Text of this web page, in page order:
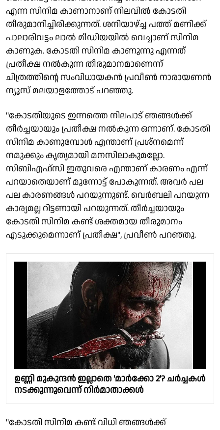
എന്ന സിനിമ കാണാനാണ് നിലവില്‍ കോടതി
തീരുമാനിച്ചിരിക്കുന്നത്. ശനിയാഴ്ച്ച പത്ത് മണിക്ക്
പാലാരിവട്ടം ലാല്‍ മീഡിയയില്‍ വെച്ചാണ് സിനിമ
കാണുക. കോടതി സിനിമ കാണുന്നു എന്നത്
പ്രതീക്ഷ നല്‍കുന്ന തീരുമാനമാണെന്ന്
ചിത്രത്തിന്റെ സംവിധായകന്‍ പ്രവീണ്‍ നാരായണന്‍
ന്യൂസ് മലയാളത്തോട് പറഞ്ഞു.
"കോടതിയുടെ ഇന്നത്തെ നിലപാട് ഞങ്ങള്‍ക്ക്
തീര്‍ച്ചയായും പ്രതീക്ഷ നല്‍കുന്ന ഒന്നാണ്. കോടതി
സിനിമ കാണുമ്പോള്‍ എന്താണ് പ്രശ്‌നമെന്ന്
നമുക്കും കൃത്യമായി മനസിലാകുമല്ലോ.
സിബിഎഫ്‌സി ഇതുവരെ എന്താണ് കാരണം എന്ന്
പറയാതെയാണ് മുന്നോട്ട് പോകുന്നത്. അവര്‍ പല
പല കാരണങ്ങള്‍ പറയുന്നുണ്ട്. വെര്‍ബലി പറയുന്ന
കാര്യമല്ല റിട്ടണായി പറയുന്നത്. തീര്‍ച്ചയായും
കോടതി സിനിമ കണ്ട് ശക്തമായ തീരുമാനം
എടുക്കുമെന്നാണ് പ്രതീക്ഷ", പ്രവീണ്‍ പറഞ്ഞു.
ഉണ്ണി മുകുന്ദന്‍ ഇല്ലാതെ 'മാര്‍ക്കോ 2'? ചര്‍ച്ചകള്‍
നടക്കുന്നുവെന്ന് നിര്‍മാതാക്കള്‍
"കോടതി സിനിമ കണ്ട് വിധി ഞങ്ങള്‍ക്ക്